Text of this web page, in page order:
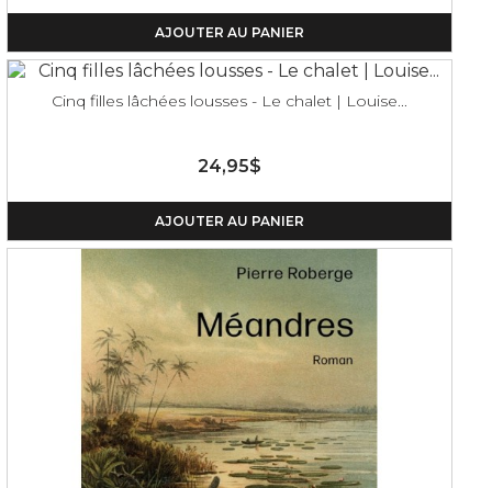
AJOUTER AU PANIER
Cinq filles lâchées lousses - Le chalet | Louise...
24,95$
AJOUTER AU PANIER